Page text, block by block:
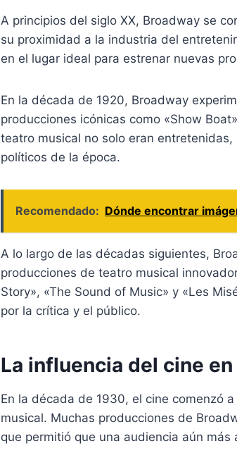
A principios del siglo XX, Broadway se
su proximidad a la industria del
en el lugar ideal para estrenar nuevas
En la década de 1920, Broadway
producciones icónicas como «Show
teatro musical no solo eran
políticos de la época.
Recomendado: Dónde encontrar
A lo largo de las décadas siguientes,
producciones de teatro musical
Story», «The Sound of Music» y «Les
por la crítica y el público.
La influencia del cine
En la década de 1930, el cine comenzó
musical. Muchas producciones de
que permitió que una audiencia aún